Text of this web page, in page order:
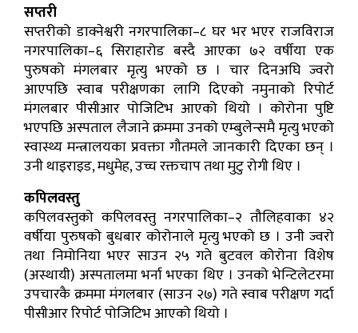
सप्तरी
सप्तरीको डाक्नेश्वरी नगरपालिका–८ घर भर भएर राजविराज
नगरपालिका–६ सिराहारोड बस्दै आएका ७२ वर्षीया एक
पुरुषको मंगलबार मृत्यु भएको छ । चार दिनअघि ज्वरो
आएपछि स्वाब परीक्षणका लागि दिएको नमुनाको रिपोर्ट
मंगलबार पीसीआर पोजिटिभ आएको थियो । कोरोना पुष्टि
भएपछि अस्पताल लैजाने क्रममा उनको एम्बुलेन्समै मृत्यु भएको
स्वास्थ्य मन्त्रालयका प्रवक्ता गौतमले जानकारी दिएका छन् ।
उनी थाइराइड, मधुमेह, उच्च रक्तचाप तथा मुटु रोगी थिए ।
कपिलवस्तु
कपिलवस्तुको कपिलवस्तु नगरपालिका–२ तौलिहवाका ४२
वर्षीया पुरुषको बुधबार कोरोनाले मृत्यु भएको छ । उनी ज्वरो
तथा निमोनिया भएर साउन २५ गते बुटवल कोरोना विशेष
(अस्थायी) अस्पतालमा भर्ना भएका थिए । उनको भेन्टिलेटरमा
उपचारकै क्रममा मंगलबार (साउन २७) गते स्वाब परीक्षण गर्दा
पीसीआर रिपोर्ट पोजिटिभ आएको थियो ।